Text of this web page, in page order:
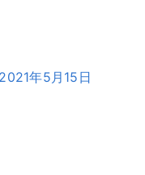
2021年5月15日